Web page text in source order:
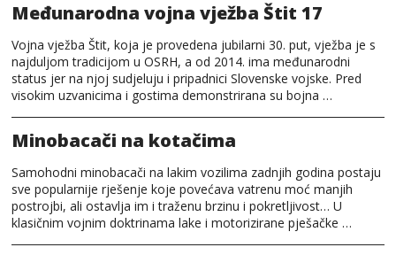
Međunarodna vojna vježba Štit 17
Vojna vježba Štit, koja je provedena jubilarni 30. put, vježba je s
najduljom tradicijom u OSRH, a od 2014. ima međunarodni
status jer na njoj sudjeluju i pripadnici Slovenske vojske. Pred
visokim uzvanicima i gostima demonstrirana su bojna …
Minobacači na kotačima
Samohodni minobacači na lakim vozilima zadnjih godina postaju
sve popularnije rješenje koje povećava vatrenu moć manjih
postrojbi, ali ostavlja im i traženu brzinu i pokretljivost… U
klasičnim vojnim doktrinama lake i motorizirane pješačke …